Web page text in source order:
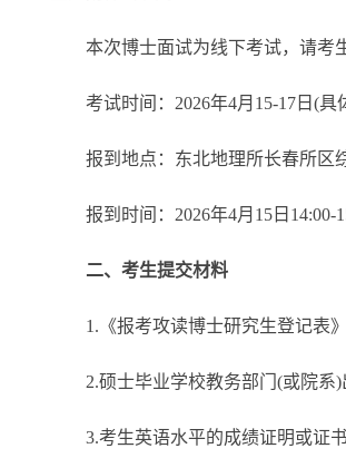
本次博士面试为线下考试，请考生
考试时间：2026年4月15-17日(具
报到地点：东北地理所长春所区
报到时间：2026年4月15日14:00-
二、考生提交材料
1.《报考攻读博士研究生登记表》(
2.硕士毕业学校教务部门(或院系)
3.考生英语水平的成绩证明或证书